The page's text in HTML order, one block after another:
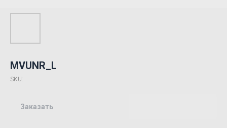
MVUNR_L
SKU:
Заказать